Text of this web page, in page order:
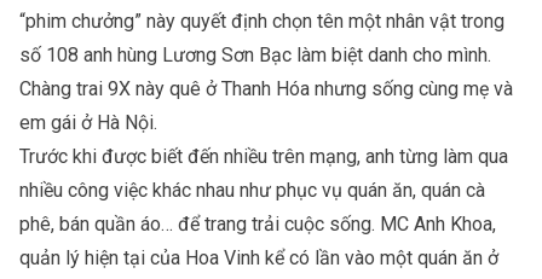
“phim chưởng” này quyết định chọn tên một nhân vật trong
số 108 anh hùng Lương Sơn Bạc làm biệt danh cho mình.
Chàng trai 9X này quê ở Thanh Hóa nhưng sống cùng mẹ và
em gái ở Hà Nội.
Trước khi được biết đến nhiều trên mạng, anh từng làm qua
nhiều công việc khác nhau như phục vụ quán ăn, quán cà
phê, bán quần áo… để trang trải cuộc sống. MC Anh Khoa,
quản lý hiện tại của Hoa Vinh kể có lần vào một quán ăn ở